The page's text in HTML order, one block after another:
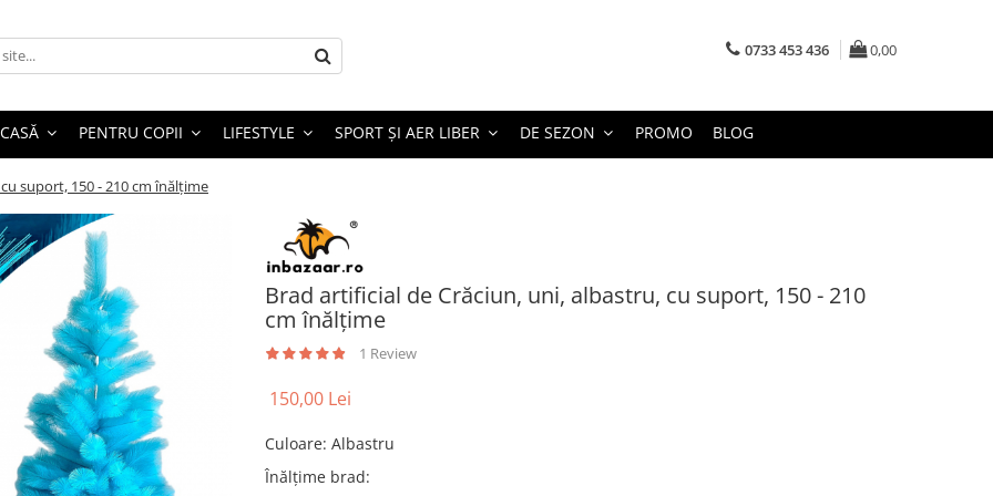
0733 453 436 0,00
PENTRU COPII LIFESTYLE SPORT ȘI AER LIBER DE SEZON PROMO BLOG
suport, 150 - 210 cm înălțime
Brad artificial de Crăciun, uni, albastru, cu suport, 150 - 210
cm înălțime
1 Review
150,00 Lei
Culoare: Albastru
Înălțime brad: